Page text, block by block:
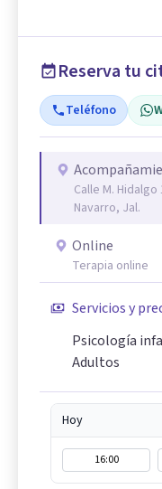
Reserva tu
Teléfono
Calle M.
Navarro, Jal.
Online
Terapia online
Servicios y
Psicología
Adultos
Hoy
16:00